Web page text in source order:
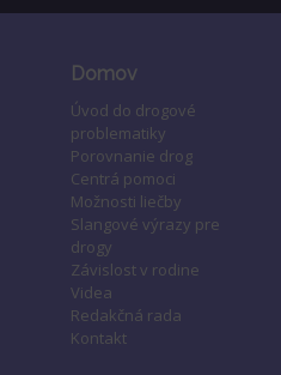
Domov
Úvod do drogové
problematiky
Porovnanie drog
Centrá pomoci
Možnosti liečby
Slangové výrazy pre
drogy
Závislost v rodine
Videa
Redakčná rada
Kontakt